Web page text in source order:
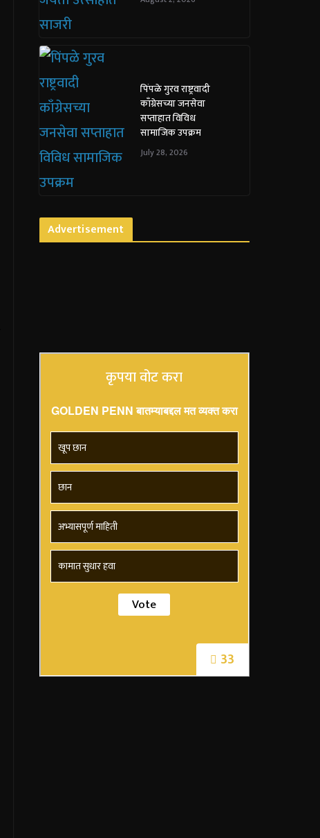
पिंपळे गुरव राष्ट्रवादी
काँग्रेसच्या जनसेवा
सप्ताहात विविध
सामाजिक उपक्रम
July 28, 2026
Advertisement
33
कृपया वोट करा
GOLDEN PENN बातम्याबद्दल मत व्यक्त करा
खूप छान
छान
अभ्यासपूर्ण माहिती
कामात सुधार हवा